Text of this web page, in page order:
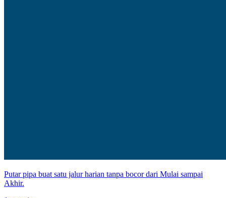
Putar pipa buat satu jalur harian tanpa bocor dari Mulai sampai
Akhir.